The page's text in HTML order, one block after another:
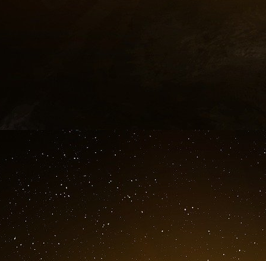
Santé publique (la santé à bon dos !).
sachant que ce psychotrope modifie la
temps et des distances.
Pour ceux qui l’ignoreraient, le chanvre
névropathes qui finiront par saturer nos
reçoit en attendant les bénédictions de
désinhibées,
fluidesselon l’expression à la
restrictions morales.